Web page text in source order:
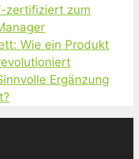
zertifiziert zum
Wie ein Produkt
Ergänzung